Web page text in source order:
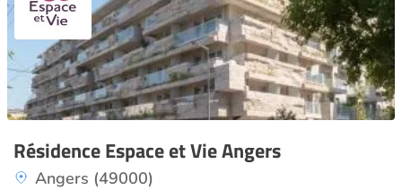
Résidence Espace et Vie Angers
Angers (49000)